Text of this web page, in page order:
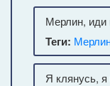
Мерлин,
Теги:
Я клянусь,